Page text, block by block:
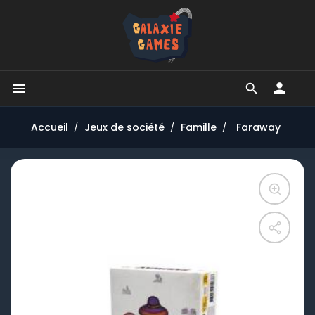


Accueil Jeux de société Famille Faraway